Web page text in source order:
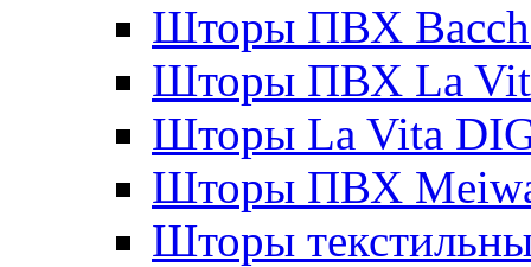
Шторы ПВХ
Шторы ПВХ La
Шторы La Vita
Шторы ПВХ
Шторы